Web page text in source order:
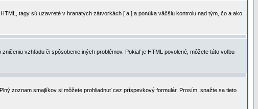
tagy sú uzavreté v hranatých zátvorkách [ a ] a ponúka väčšiu kontrolu nad tým, čo a ako
vzhľadu či spôsobenie iných problémov. Pokiaľ je HTML povolené, môžete túto voľbu
zoznam smajlíkov si môžete prohliadnuť cez príspevkový formulár. Prosím, snažte sa tieto